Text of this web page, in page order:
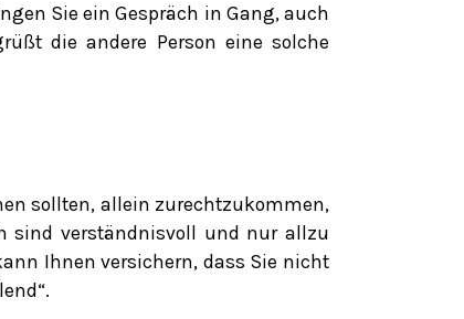
Sie ein Gespräch in Gang, auch
die andere Person eine solche
sollten, allein zurechtzukommen,
sind verständnisvoll und nur allzu
Ihnen versichern, dass Sie nicht